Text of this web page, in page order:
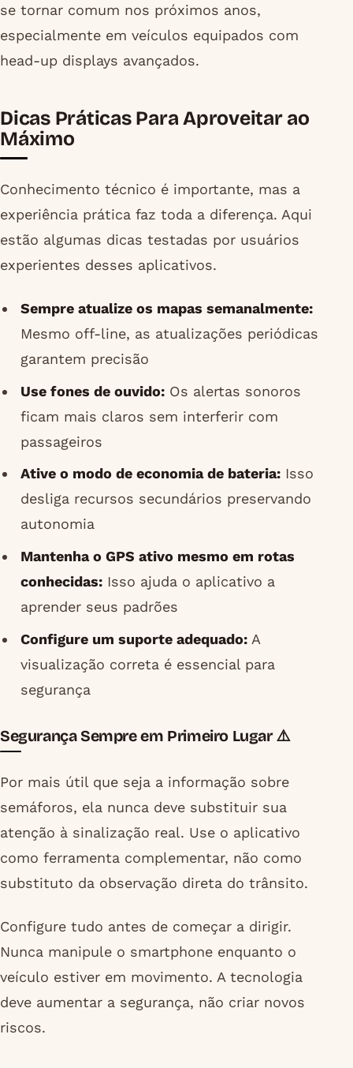
se tornar comum nos próximos anos,
especialmente em veículos equipados com
head-up displays avançados.
Dicas Práticas Para Aproveitar ao
Máximo
Conhecimento técnico é importante, mas a
experiência prática faz toda a diferença. Aqui
estão algumas dicas testadas por usuários
experientes desses aplicativos.
Sempre atualize os mapas semanalmente:
Mesmo off-line, as atualizações periódicas
garantem precisão
Use fones de ouvido:Os alertas sonoros
ficam mais claros sem interferir com
passageiros
Ative o modo de economia de bateria:Isso
desliga recursos secundários preservando
autonomia
Mantenha o GPS ativo mesmo em rotas
conhecidas:Isso ajuda o aplicativo a
aprender seus padrões
Configure um suporte adequado:A
visualização correta é essencial para
segurança
Segurança Sempre em Primeiro Lugar ⚠️
Por mais útil que seja a informação sobre
semáforos, ela nunca deve substituir sua
atenção à sinalização real. Use o aplicativo
como ferramenta complementar, não como
substituto da observação direta do trânsito.
Configure tudo antes de começar a dirigir.
Nunca manipule o smartphone enquanto o
veículo estiver em movimento. A tecnologia
deve aumentar a segurança, não criar novos
riscos.